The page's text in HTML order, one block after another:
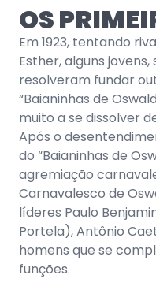
OS
Em 1923, tentando
Esther, alguns
resolveram fundar
“Baianinhas de
muito a se dissolver
Após o
do “Baianinhas de
agremiação
Carnavalesco de
líderes Paulo
Portela), Antônio
homens que se
funções.